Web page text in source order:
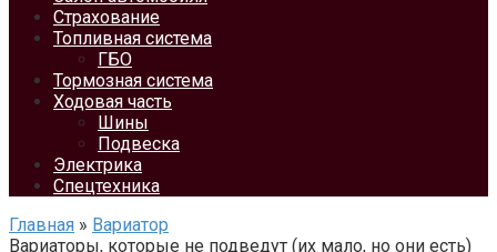
Страхование
Топливная система
ГБО
Тормозная система
Ходовая часть
Шины
Подвеска
Электрика
Спецтехника
Главная » Вариатор
Вариаторы, которые не подведут (их мало, но они есть)